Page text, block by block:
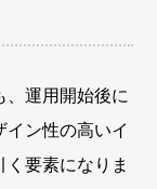
、運用開始後に
イン性の高いイ
要素になりま